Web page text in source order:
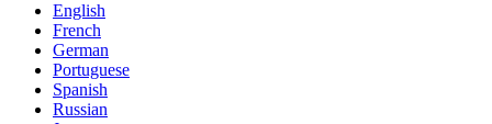
English
French
German
Portuguese
Spanish
Russian